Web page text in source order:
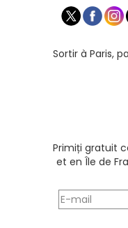
Sortir à Paris,
Primiți gratuit
et en Île de